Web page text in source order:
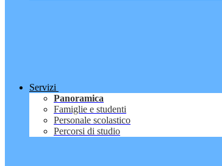
Servizi
Panoramica
Famiglie e studenti
Personale scolastico
Percorsi di studio